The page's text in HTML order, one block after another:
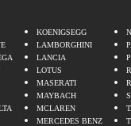
KOENIGSEGG
LAMBORGHINI
LANCIA
LOTUS
MASERATI
MAYBACH
MCLAREN
MERCEDES BENZ